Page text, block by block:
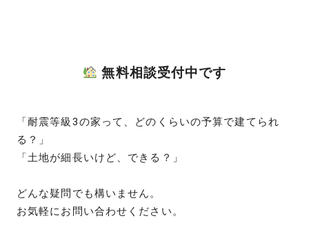
無料相談受付中です
「耐震等級3の家って、どのくらいの予算で建てられ
る？」
「土地が細長いけど、できる？」
どんな疑問でも構いません。
お気軽にお問い合わせください。